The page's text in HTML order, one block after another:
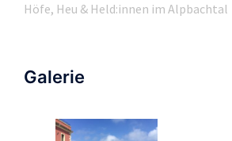
Höfe, Heu & Held:innen im Alpbachtal
Galerie